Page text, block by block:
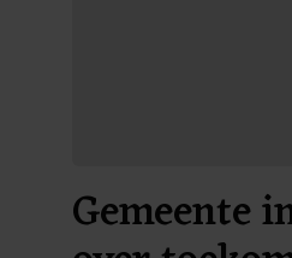
Gemeente